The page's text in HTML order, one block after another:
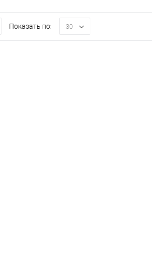
Показать по: 30